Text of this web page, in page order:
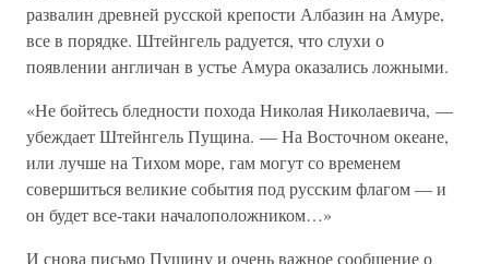
развалин древней русской крепости Албазин на Амуре,
все в порядке. Штейнгель радуется, что слухи о
появлении англичан в устье Амура оказались ложными.
«Не бойтесь бледности похода Николая Николаевича, —
убеждает Штейнгель Пущина. — На Восточном океане,
или лучше на Тихом море, гам могут со временем
совершиться великие события под русским флагом — и
он будет все-таки началоположником…»
И снова письмо Пущину и очень важное сообщение о